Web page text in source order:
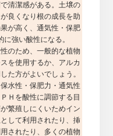
清潔感がある。土壌の
良くなり根の成長を助
が高く、通気性・保肥
強い酸性になる。
のため、一般的な植物
を使用するか、アルカ
た方がよいでしょう。
水性・保肥力・通気性
Ｈを酸性に調節する目
繁殖しにくいためイン
して利用されたり、挿
されたり、多くの植物